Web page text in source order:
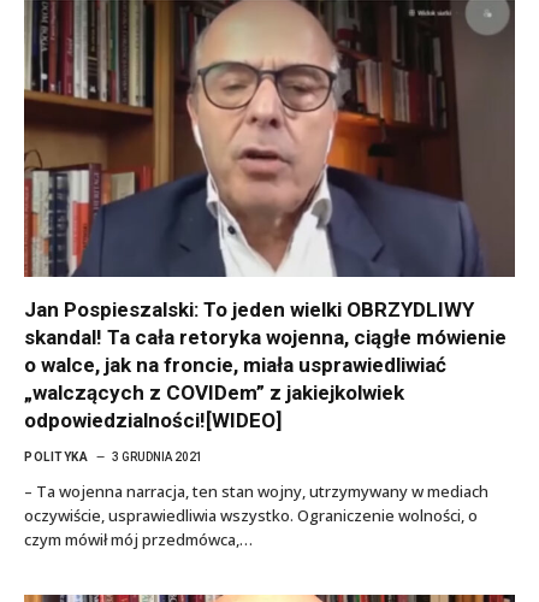
Jan Pospieszalski: To jeden wielki OBRZYDLIWY
skandal! Ta cała retoryka wojenna, ciągłe mówienie
o walce, jak na froncie, miała usprawiedliwiać
„walczących z COVIDem” z jakiejkolwiek
odpowiedzialności![WIDEO]
POLITYKA 3 GRUDNIA 2021
– Ta wojenna narracja, ten stan wojny, utrzymywany w mediach
oczywiście, usprawiedliwia wszystko. Ograniczenie wolności, o
czym mówił mój przedmówca,…